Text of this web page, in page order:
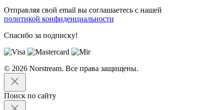
Отправляя свой email вы соглашаетесь с нашей
политикой конфиденциальности
Спасибо за подписку!
© 2026 Norstream. Все права защищены.
Поиск по сайту